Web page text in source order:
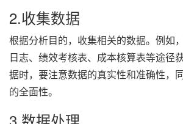
2.收集数据
根据分析目的，收集相关的数据。例如
日志、绩效考核表、成本核算表等途径
据时，要注意数据的真实性和准确性，
的全面性。